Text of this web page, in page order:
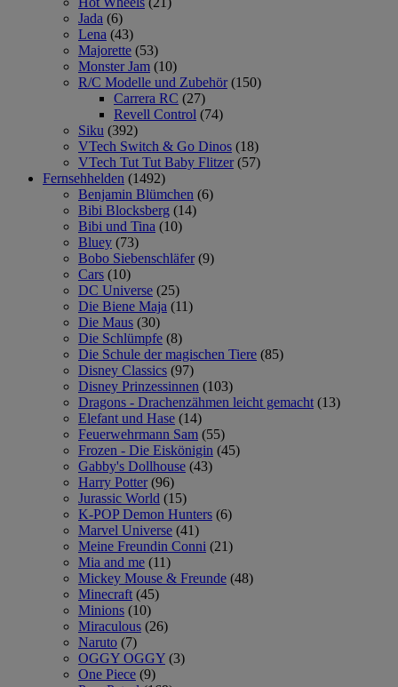
Jada (6)
Lena (43)
Majorette (53)
Monster Jam (10)
R/C Modelle und Zubehör (150)
Carrera RC (27)
Revell Control (74)
Siku (392)
VTech Switch & Go Dinos (18)
VTech Tut Tut Baby Flitzer (57)
Fernsehhelden (1492)
Benjamin Blümchen (6)
Bibi Blocksberg (14)
Bibi und Tina (10)
Bluey (73)
Bobo Siebenschläfer (9)
Cars (10)
DC Universe (25)
Die Biene Maja (11)
Die Maus (30)
Die Schlümpfe (8)
Die Schule der magischen Tiere (85)
Disney Classics (97)
Disney Prinzessinnen (103)
Dragons - Drachenzähmen leicht gemacht (13)
Elefant und Hase (14)
Feuerwehrmann Sam (55)
Frozen - Die Eiskönigin (45)
Gabby's Dollhouse (43)
Harry Potter (96)
Jurassic World (15)
K-POP Demon Hunters (6)
Marvel Universe (41)
Meine Freundin Conni (21)
Mia and me (11)
Mickey Mouse & Freunde (48)
Minecraft (45)
Minions (10)
Miraculous (26)
Naruto (7)
OGGY OGGY (3)
One Piece (9)